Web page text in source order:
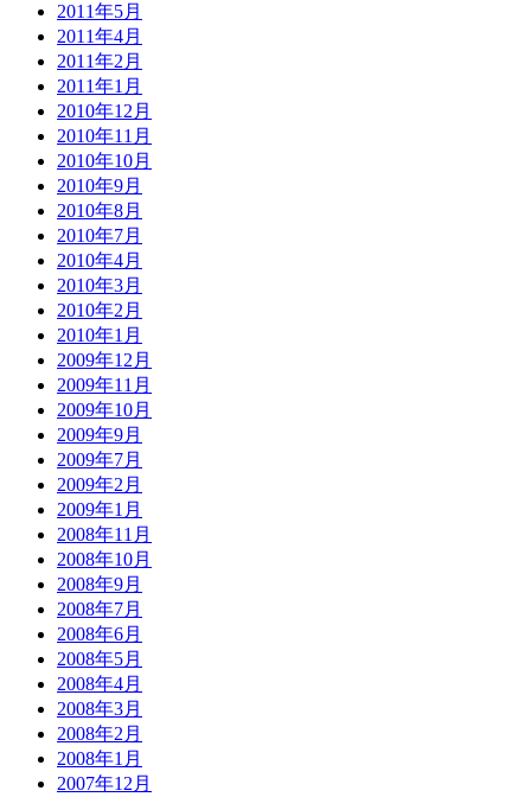
2011年5月
2011年4月
2011年2月
2011年1月
2010年12月
2010年11月
2010年10月
2010年9月
2010年8月
2010年7月
2010年4月
2010年3月
2010年2月
2010年1月
2009年12月
2009年11月
2009年10月
2009年9月
2009年7月
2009年2月
2009年1月
2008年11月
2008年10月
2008年9月
2008年7月
2008年6月
2008年5月
2008年4月
2008年3月
2008年2月
2008年1月
2007年12月